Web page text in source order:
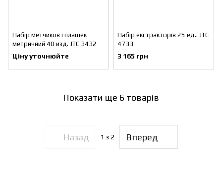
Набір метчиков і плашек
метричний 40 изд. JTC 3432
Ціну уточнюйте
Набір екстракторів 25 ед.. JTC
4733
3 165 грн
Показати ще 6 товарів
Назад 1 з 2 Вперед